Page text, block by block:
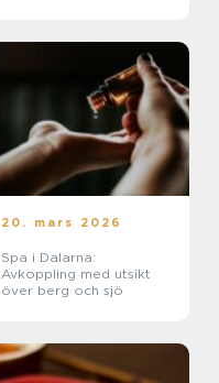
20. mars 2026
Spa i Dalarna:
Avkoppling med utsikt
över berg och sjö